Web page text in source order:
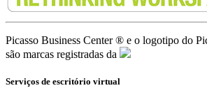
Picasso Business Center ® e o logotipo do
são marcas registradas da
Serviços de escritório virtual